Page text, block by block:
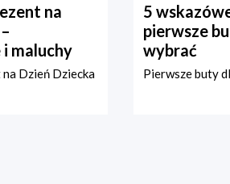
na
maluchy
na Dzień Dziecka
5
pierwsze
wybrać
Pierwsze buty